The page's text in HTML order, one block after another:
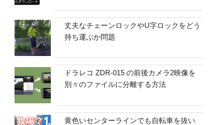
丈夫なチェーンロックやU字ロックをどう
持ち運ぶか問題
ドラレコ ZDR-015 の前後カメラ2映像を
別々のファイルに分離する方法
黄色いセンターラインでも自転車を抜い